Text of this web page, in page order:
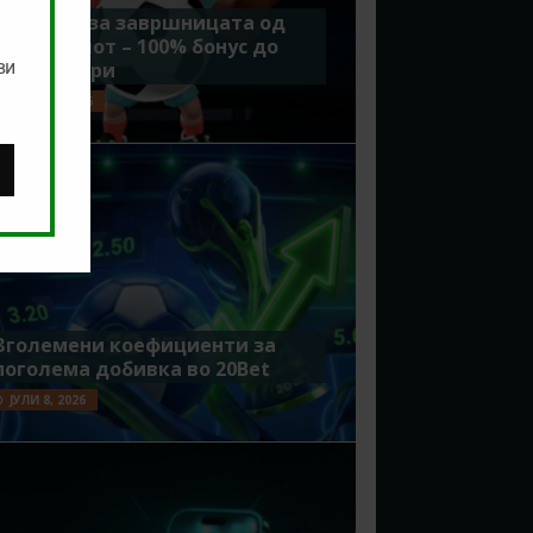
Идеално за завршницата од
Мундијалот – 100% бонус до
денари
ЈУЛИ 15, 2026
коефициенти за
добивка во 20Bet
ЈУЛИ 8, 2026